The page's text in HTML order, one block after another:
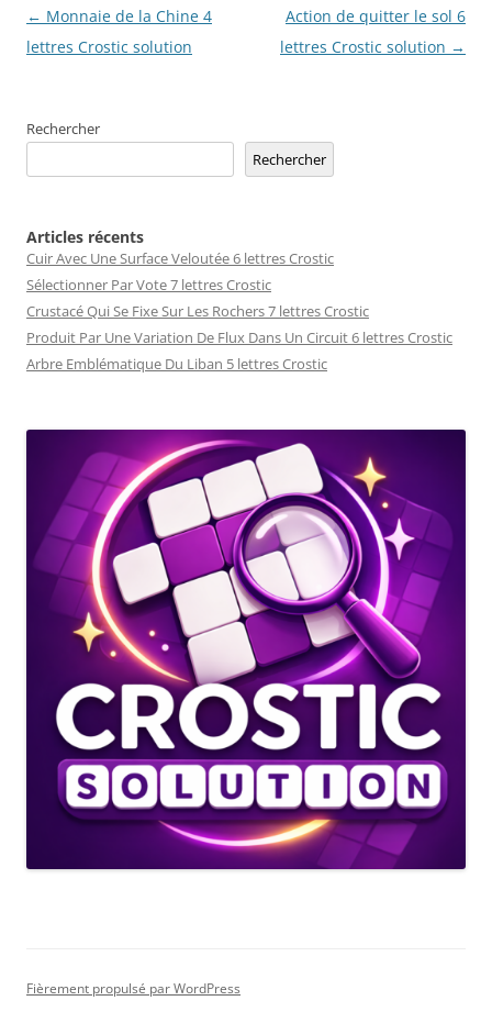
Navigation
des
← Monnaie de la Chine 4
lettres Crostic solution
Action de quitter le sol 6
lettres Crostic solution →
Rechercher
Rechercher
Articles récents
Cuir Avec Une Surface Veloutée 6 lettres Crostic
Sélectionner Par Vote 7 lettres Crostic
Crustacé Qui Se Fixe Sur Les Rochers 7 lettres Crostic
Produit Par Une Variation De Flux Dans Un Circuit 6 lettres Crostic
Arbre Emblématique Du Liban 5 lettres Crostic
Fièrement propulsé par WordPress